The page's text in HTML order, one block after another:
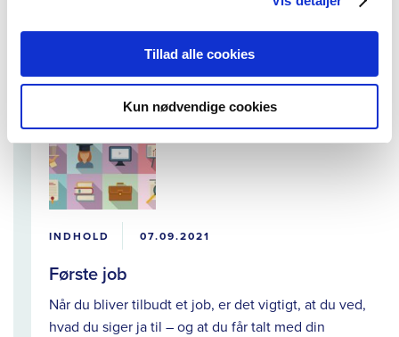
Tillad alle cookies
Kun nødvendige cookies
Sæt struktur på din eksamenslæsning og planlæg
din studiedag, så kan du nå lidt længere.
INDHOLD 07.09.2021
Første job
Når du bliver tilbudt et job, er det vigtigt, at du ved,
hvad du siger ja til – og at du får talt med din